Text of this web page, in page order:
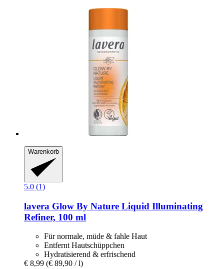
Warenkorb
5.0 (1)
lavera Glow By Nature Liquid Illuminating
Refiner, 100 ml
Für normale, müde & fahle Haut
Entfernt Hautschüppchen
Hydratisierend & erfrischend
€ 8,99 (€ 89,90 / l)